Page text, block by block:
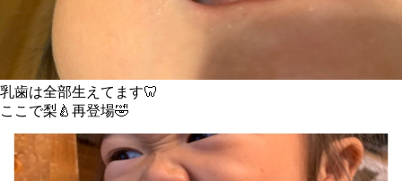
乳歯は全部生えてます🦷
ここで梨🍐再登場🤣